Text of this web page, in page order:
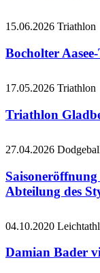
15.06.2026 Triathlon
Bocholter
17.05.2026 Triathlon
Triathlon
27.04.2026
Abteilung des
04.10.2020
Damian Bader